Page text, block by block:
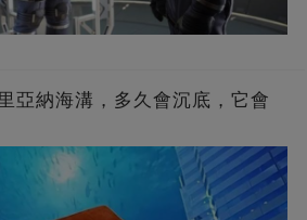
亞納海溝，多久會沉底，它會